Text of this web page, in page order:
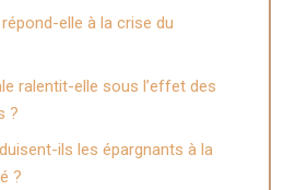
elle à la crise du
ralentit-elle sous l’effet des
?
ils les épargnants à la
?